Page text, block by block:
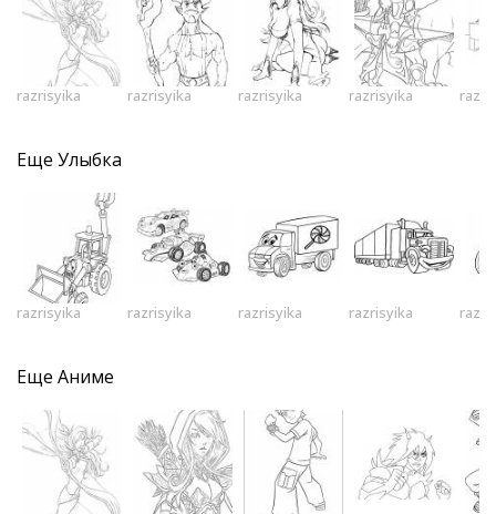
razrisyika razrisyika razrisyika razrisyika
Еще Улыбка
razrisyika razrisyika razrisyika razrisyika
Еще Аниме